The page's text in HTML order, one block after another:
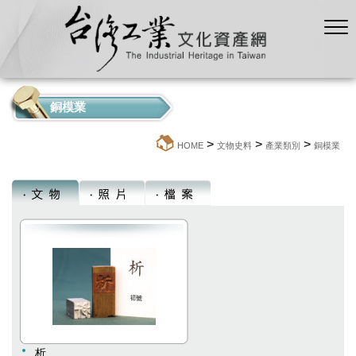
銅模業
HOME > 文物史料 > 產業類別 > 銅模業
析